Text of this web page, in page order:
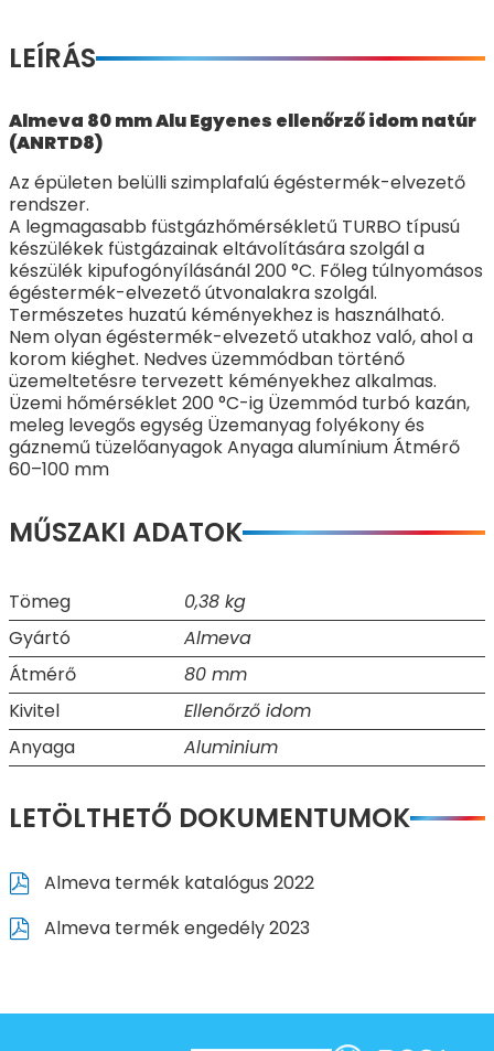
LEÍRÁS
Almeva 80 mm Alu Egyenes ellenőrző idom natúr
(ANRTD8)
Az épületen belülli szimplafalú égéstermék-elvezető
rendszer.
A legmagasabb füstgázhőmérsékletű TURBO típusú
készülékek füstgázainak eltávolítására szolgál a
készülék kipufogónyílásánál 200 °C. Főleg túlnyomásos
égéstermék-elvezető útvonalakra szolgál.
Természetes huzatú kéményekhez is használható.
Nem olyan égéstermék-elvezető utakhoz való, ahol a
korom kiéghet. Nedves üzemmódban történő
üzemeltetésre tervezett kéményekhez alkalmas.
Üzemi hőmérséklet 200 °C-ig Üzemmód turbó kazán,
meleg levegős egység Üzemanyag folyékony és
gáznemű tüzelőanyagok Anyaga alumínium Átmérő
60–100 mm
MŰSZAKI ADATOK
Tömeg
0,38 kg
Gyártó
Almeva
Átmérő
80 mm
Kivitel
Ellenőrző idom
Anyaga
Aluminium
LETÖLTHETŐ DOKUMENTUMOK
Almeva termék katalógus 2022
Almeva termék engedély 2023